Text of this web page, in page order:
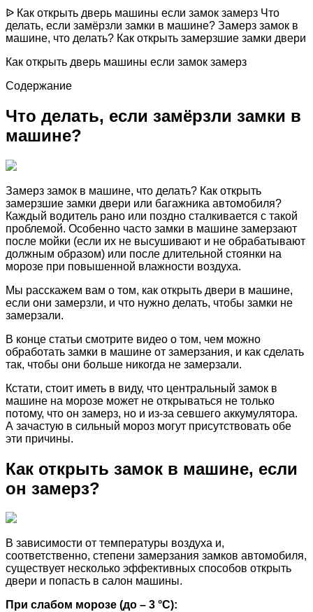
ᐉ Как открыть дверь машины если замок замерз Что
делать, если замёрзли замки в машине? Замерз замок в
машине, что делать? Как открыть замерзшие замки двери
Как открыть дверь машины если замок замерз
Содержание
Что делать, если замёрзли замки в
машине?
Замерз замок в машине, что делать? Как открыть
замерзшие замки двери или багажника автомобиля?
Каждый водитель рано или поздно сталкивается с такой
проблемой. Особенно часто замки в машине замерзают
после мойки (если их не высушивают и не обрабатывают
должным образом) или после длительной стоянки на
морозе при повышенной влажности воздуха.
Мы расскажем вам о том, как открыть двери в машине,
если они замерзли, и что нужно делать, чтобы замки не
замерзали.
В конце статьи смотрите видео о том, чем можно
обработать замки в машине от замерзания, и как сделать
так, чтобы они больше никогда не замерзали.
Кстати, стоит иметь в виду, что центральный замок в
машине на морозе может не открываться не только
потому, что он замерз, но и из-за севшего аккумулятора.
А зачастую в сильный мороз могут присутствовать обе
эти причины.
Как открыть замок в машине, если
он замерз?
В зависимости от температуры воздуха и,
соответственно, степени замерзания замков автомобиля,
существует несколько эффективных способов открыть
двери и попасть в салон машины.
При слабом морозе (до – 3 °C):